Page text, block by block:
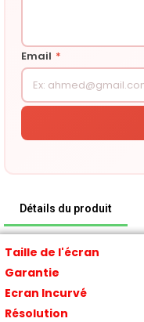
Email *
Détails du produit
Taille de l'écran
Garantie
Ecran Incurvé
Résolution